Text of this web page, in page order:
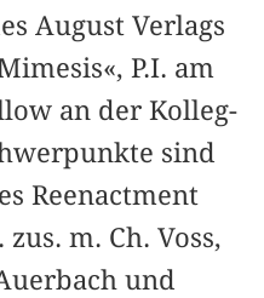
August Verlags
P.I. am
an der Kolleg-
sind
Reenactment
m. Ch. Voss,
und